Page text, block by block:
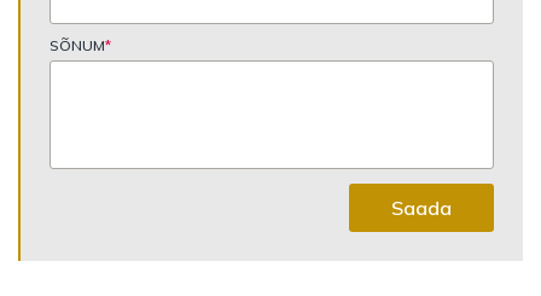
SÕNUM*
Saada